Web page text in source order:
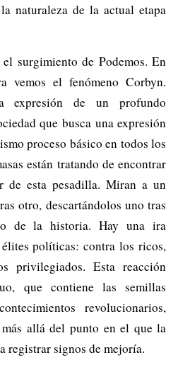
naturaleza de la actual etapa
surgimiento de Podemos. En
vemos el fenómeno Corbyn.
expresión de un profundo
que busca una expresión
proceso básico en todos los
están tratando de encontrar
de esta pesadilla. Miran a un
otro, descartándolos uno tras
de la historia. Hay una ira
políticas: contra los ricos,
privilegiados. Esta reacción
que contiene las semillas
revolucionarios,
allá del punto en el que la
registrar signos de mejoría.